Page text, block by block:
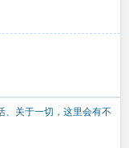
、关于一切，这里会有不